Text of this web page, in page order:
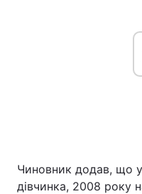
Чиновник додав, що
дівчинка, 2008 року